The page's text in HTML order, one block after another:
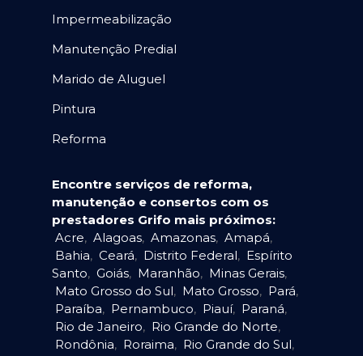
Impermeabilização
Manutenção Predial
Marido de Aluguel
Pintura
Reforma
Encontre serviços de reforma,
manutenção e consertos com os
prestadores Grifo mais próximos:
Acre, Alagoas, Amazonas, Amapá,
Bahia, Ceará, Distrito Federal, Espírito
Santo, Goiás, Maranhão, Minas Gerais,
Mato Grosso do Sul, Mato Grosso, Pará,
Paraíba, Pernambuco, Piauí, Paraná,
Rio de Janeiro, Rio Grande do Norte,
Rondônia, Roraima, Rio Grande do Sul,